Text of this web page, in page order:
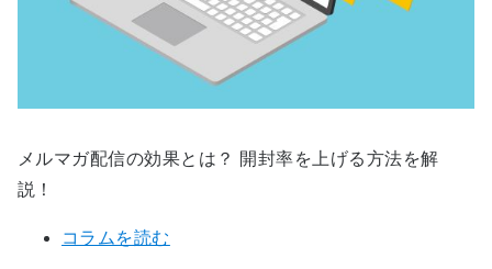
メルマガ配信の効果とは？ 開封率を上げる方法を解
説！
コラムを読む